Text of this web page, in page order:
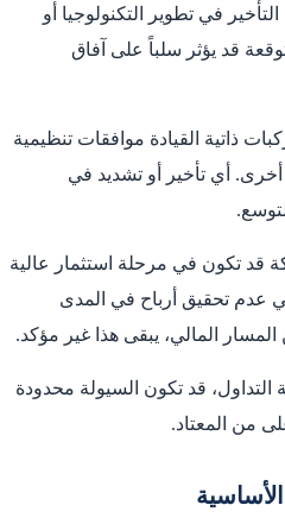
في تطوير التكنولوجيا أو
قد يؤثر سلباً على آفاق
ذاتية القيادة موافقات تنظيمية
أي تأخير أو تشديد في
قد تكون في مرحلة استثمار عالية
عدم تحقيق أرباح في المدى
المالي، يبقى هذا غير مؤكد.
التداول، قد تكون السيولة محدودة
من المعتاد.